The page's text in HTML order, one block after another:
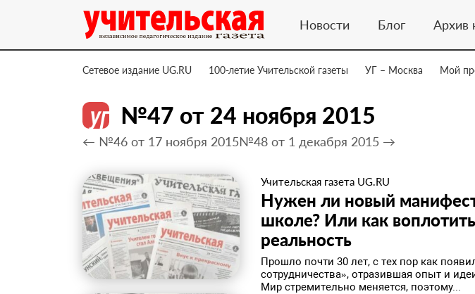
Новости Блог Архив
Сетевое издание UG.RU 100-летие Учительской газеты УГ – Москва Мой
№47 от 24 ноября 2015
← №46 от 17 ноября 2015№48 от 1 декабря 2015 →
Учительская газета UG.RU
Нужен ли новый
школе? Или как
реальность
Прошло почти 30 лет, с тех пор как
сотрудничества», отразившая опыт и
Мир стремительно меняется, поэтому...